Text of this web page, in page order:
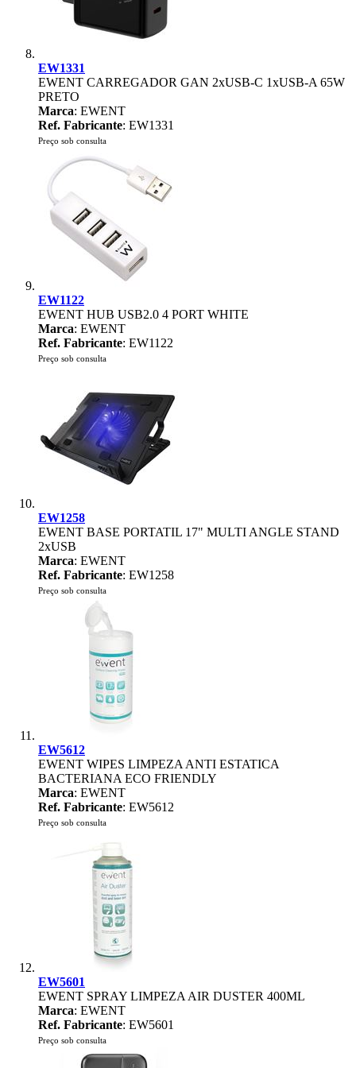
EW1331
EWENT CARREGADOR GAN 2xUSB-C 1xUSB-A 65W
PRETO
Marca: EWENT
Ref. Fabricante: EW1331
Preço sob consulta
EW1122
EWENT HUB USB2.0 4 PORT WHITE
Marca: EWENT
Ref. Fabricante: EW1122
Preço sob consulta
EW1258
EWENT BASE PORTATIL 17" MULTI ANGLE STAND
2xUSB
Marca: EWENT
Ref. Fabricante: EW1258
Preço sob consulta
EW5612
EWENT WIPES LIMPEZA ANTI ESTATICA
BACTERIANA ECO FRIENDLY
Marca: EWENT
Ref. Fabricante: EW5612
Preço sob consulta
EW5601
EWENT SPRAY LIMPEZA AIR DUSTER 400ML
Marca: EWENT
Ref. Fabricante: EW5601
Preço sob consulta